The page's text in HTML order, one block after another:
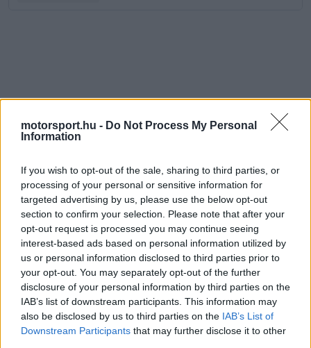
motorsport.hu - Do Not Process My Personal
Information
If you wish to opt-out of the sale, sharing to third parties, or
processing of your personal or sensitive information for
targeted advertising by us, please use the below opt-out
section to confirm your selection. Please note that after your
opt-out request is processed you may continue seeing
interest-based ads based on personal information utilized by
us or personal information disclosed to third parties prior to
your opt-out. You may separately opt-out of the further
disclosure of your personal information by third parties on the
IAB’s list of downstream participants. This information may
also be disclosed by us to third parties on the IAB’s List of
Downstream Participants that may further disclose it to other